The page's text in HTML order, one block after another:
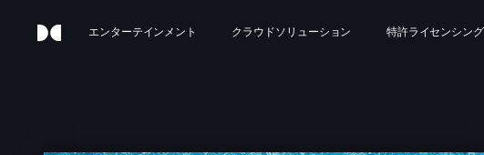
エンターテインメント クラウドソリューション 特許ライセンシング